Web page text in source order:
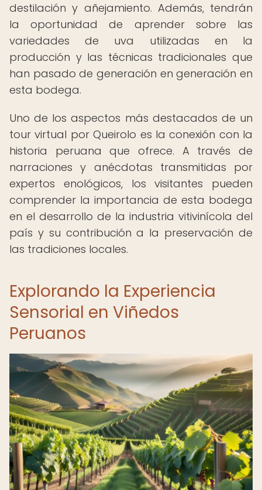
destilación y añejamiento. Además, tendrán
la oportunidad de aprender sobre las
variedades de uva utilizadas en la
producción y las técnicas tradicionales que
han pasado de generación en generación en
esta bodega.
Uno de los aspectos más destacados de un
tour virtual por Queirolo es la conexión con la
historia peruana que ofrece. A través de
narraciones y anécdotas transmitidas por
expertos enológicos, los visitantes pueden
comprender la importancia de esta bodega
en el desarrollo de la industria vitivinícola del
país y su contribución a la preservación de
las tradiciones locales.
Explorando la Experiencia
Sensorial en Viñedos
Peruanos